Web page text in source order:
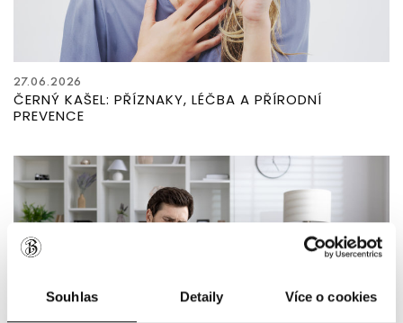
Souhlas Detaily Více o cookies
27.06.2026
ČERNÝ KAŠEL: PŘÍZNAKY, LÉČBA A PŘÍRODNÍ
PREVENCE